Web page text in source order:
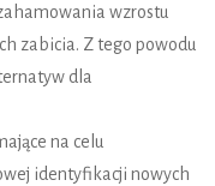
wzrostu
zabicia. Z tego powodu
dla
na celu
identyfikacji nowych